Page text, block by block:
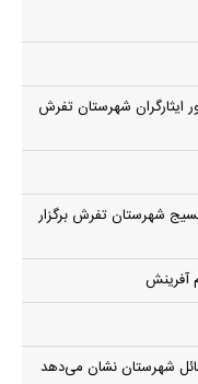
ایثارگران شهرستان تفرش
شهرستان تفرش برگزار
آفرینش
شهرستان نشان می‌دهد